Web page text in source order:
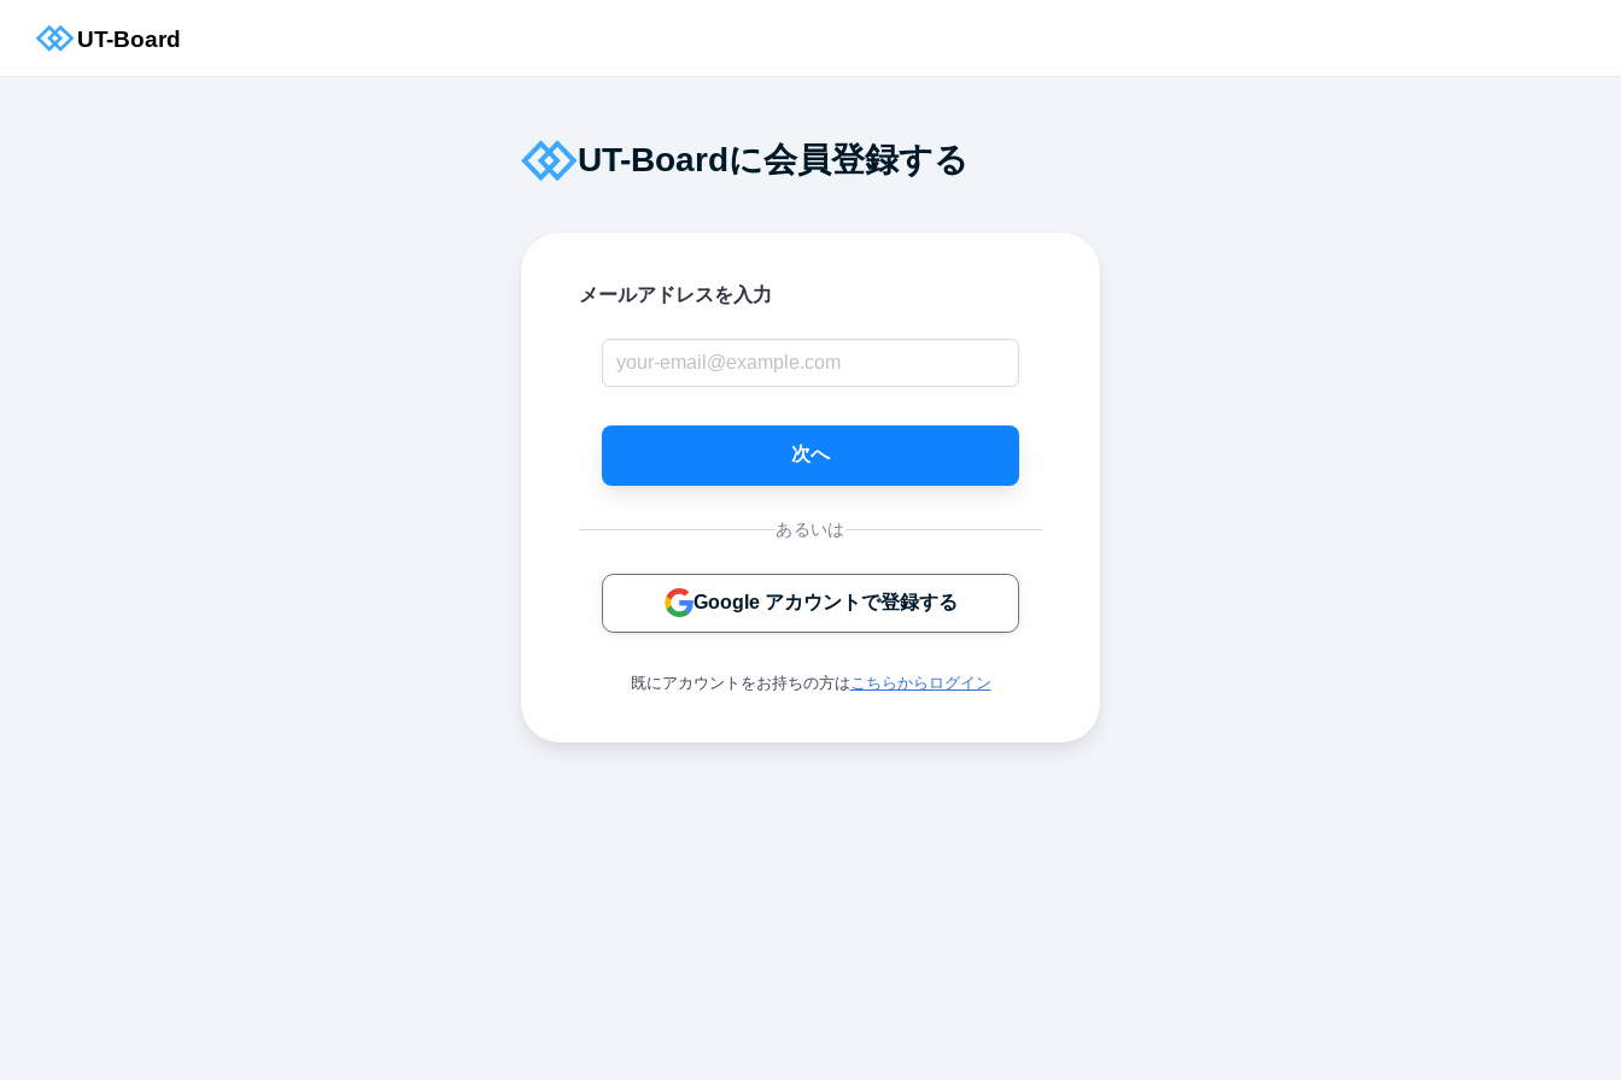
UT-Boardに会員登録する
メールアドレスを入力
次へ
あるいは
Google アカウントで登録する
既にアカウントをお持ちの方はこちらからログイン